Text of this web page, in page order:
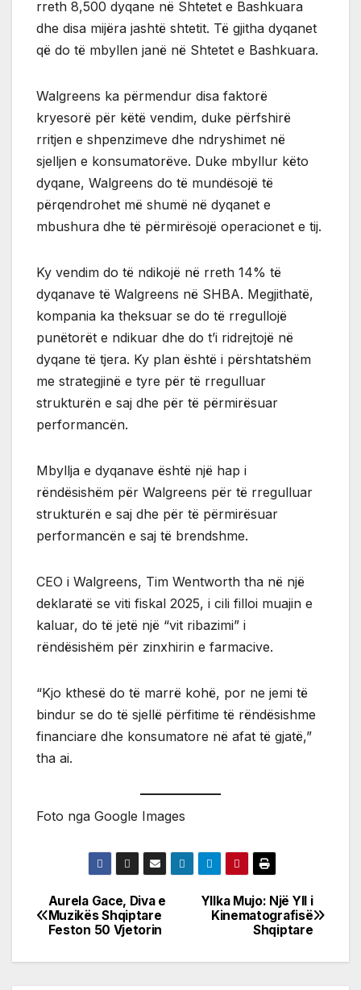
rreth 8,500 dyqane në Shtetet e Bashkuara
dhe disa mijëra jashtë shtetit. Të gjitha dyqanet
që do të mbyllen janë në Shtetet e Bashkuara.
Walgreens ka përmendur disa faktorë
kryesorë për këtë vendim, duke përfshirë
rritjen e shpenzimeve dhe ndryshimet në
sjelljen e konsumatorëve. Duke mbyllur këto
dyqane, Walgreens do të mundësojë të
përqendrohet më shumë në dyqanet e
mbushura dhe të përmirësojë operacionet e tij.
Ky vendim do të ndikojë në rreth 14% të
dyqanave të Walgreens në SHBA. Megjithatë,
kompania ka theksuar se do të rregullojë
punëtorët e ndikuar dhe do t’i ridrejtojë në
dyqane të tjera. Ky plan është i përshtatshëm
me strategjinë e tyre për të rregulluar
strukturën e saj dhe për të përmirësuar
performancën.
Mbyllja e dyqanave është një hap i
rëndësishëm për Walgreens për të rregulluar
strukturën e saj dhe për të përmirësuar
performancën e saj të brendshme.
CEO i Walgreens, Tim Wentworth tha në një
deklaratë se viti fiskal 2025, i cili filloi muajin e
kaluar, do të jetë një “vit ribazimi” i
rëndësishëm për zinxhirin e farmacive.
“Kjo kthesë do të marrë kohë, por ne jemi të
bindur se do të sjellë përfitime të rëndësishme
financiare dhe konsumatore në afat të gjatë,”
tha ai.
Foto nga Google Images
Post
navigation
Yllka Mujo: Një Yll i
Kinematografisë
Shqiptare
Aurela Gace, Diva e
Muzikës Shqiptare
Feston 50 Vjetorin